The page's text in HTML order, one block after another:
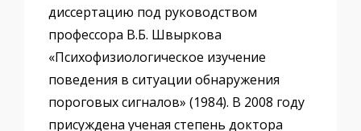
диссертацию под руководством
профессора В.Б. Швыркова
«Психофизиологическое изучение
поведения в ситуации обнаружения
пороговых сигналов» (1984). В 2008 году
присуждена ученая степень доктора